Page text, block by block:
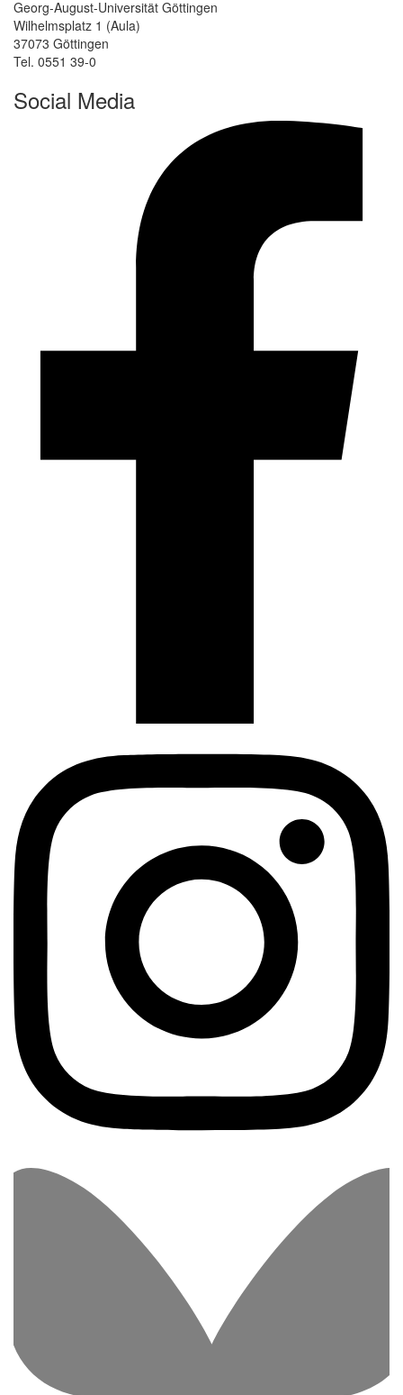
Georg-August-Universität Göttingen
Wilhelmsplatz 1 (Aula)
37073 Göttingen
Tel. 0551 39-0
Social Media